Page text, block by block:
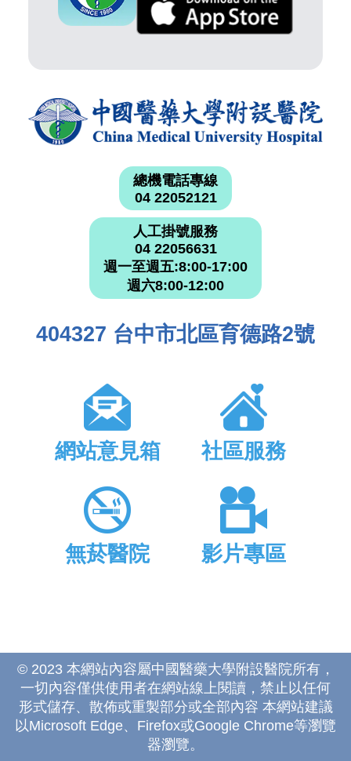
總機電話專線
04 22052121
人工掛號服務
04 22056631
週一至週五:8:00-17:00
週六8:00-12:00
404327 台中市北區育德路2號
網站意見箱 社區服務
無菸醫院 影片專區
© 2023 本網站內容屬中國醫藥大學附設醫院所有，
一切內容僅供使用者在網站線上閱讀，禁止以任何
形式儲存、散佈或重製部分或全部內容 本網站建議
以Microsoft Edge、Firefox或Google Chrome等瀏覽
器瀏覽。